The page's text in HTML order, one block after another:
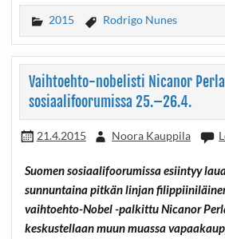
2015 Rodrigo Nunes
Vaihtoehto-nobelisti Nicanor
sosiaalifoorumissa 25.–26.4.
21.4.2015 Noora Kauppila
Suomen sosiaalifoorumissa esiintyy
sunnuntaina pitkän linjan
vaihtoehto-Nobel -palkittu Nicanor
keskustellaan muun muassa